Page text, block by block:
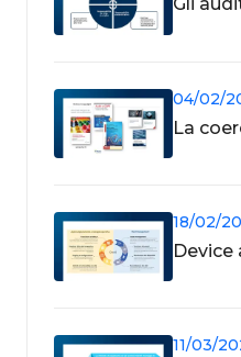
Gli
04/02/
La
18/02/
Device
11/03/